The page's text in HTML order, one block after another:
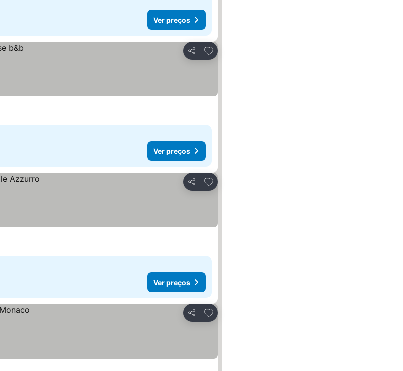
Ver preços
Partilhar
Adicionar aos favoritos
Ver preços
Partilhar
Adicionar aos favoritos
Ver preços
Partilhar
Adicionar aos favoritos